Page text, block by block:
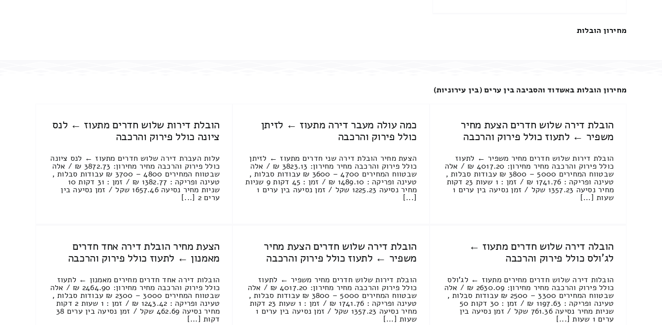
מחירון הובלות
מחירון הובלות באשדוד והסביבה בין ערים (בין עירוניות)
הובלת דירה שלוש חדרים הצעת מחיר
משפיר ← לתעוז כולל פירוק והרכבה
הובלת דירות שלוש חדרים מחיר משפיר ← לתעוז
כולל פירוק והרכבה מחיר מחירון: 4017.20 ₪ / אלה
שבטווח המחירים 5000 – 3800 ₪ עבודות סבלות ,
טעינה ופריקה : 1741.76 ₪ / זמן : 1 שעות 23 דקות
מחיר נסיעה 1357.23 שקל / זמן נסיעה בין ערים 1
שעות [...]
כמה עולה מעבר דירה מתעוז ← לזיתן
כולל פירוק והרכבה
הצעת מחיר הובלת דירה שני חדרים מתעוז ← לזיתן
כולל פירוק והרכבה מחיר מחירון: 3823.13 ₪ / אלה
שבטווח המחירים 4700 – 3600 ₪ עבודות סבלות ,
טעינה ופריקה : 1489.10 ₪ / זמן : 45 דקות 9 שניות
מחיר נסיעה 1225.23 שקל / זמן נסיעה בין ערים 1
[...]
הובלת דירות שלוש חדרים מתעוז ← לנס
ציונה כולל פירוק והרכבה
עלות העברת דירה שלוש חדרים מתעוז ← לנס ציונה
כולל פירוק והרכבה מחיר מחירון: 3872.73 ₪ / אלה
שבטווח המחירים 4800 – 3700 ₪ עבודות סבלות ,
טעינה ופריקה : 1382.77 ₪ / זמן : 31 דקות 10
שניות מחיר נסיעה 1657.46 שקל / זמן נסיעה בין
ערים 2 [...]
הובלה דירה שלוש חדרים מתעוז ←
לג'ולס כולל פירוק והרכבה
הובלות דירה שלוש חדרים מחירים מתעוז ← לג'ולס
כולל פירוק והרכבה מחיר מחירון: 2630.09 ₪ / אלה
שבטווח המחירים 3300 – 2500 ₪ עבודות סבלות ,
טעינה ופריקה : 1197.63 ₪ / זמן : 30 דקות 50
שניות מחיר נסיעה 761.36 שקל / זמן נסיעה בין
ערים 1 שעות [...]
הובלת דירה שלוש חדרים הצעת מחיר
משפיר ← לתעוז כולל פירוק והרכבה
הובלת דירות שלוש חדרים מחיר משפיר ← לתעוז
כולל פירוק והרכבה מחיר מחירון: 4017.20 ₪ / אלה
שבטווח המחירים 5000 – 3800 ₪ עבודות סבלות ,
טעינה ופריקה : 1741.76 ₪ / זמן : 1 שעות 23 דקות
מחיר נסיעה 1357.23 שקל / זמן נסיעה בין ערים 1
שעות [...]
הצעת מחיר הובלת דירה אחד חדרים
מאמנון ← לתעוז כולל פירוק והרכבה
הובלות דירה אחד חדרים מחירים מאמנון ← לתעוז
כולל פירוק והרכבה מחיר מחירון: 2464.90 ₪ / אלה
שבטווח המחירים 3000 – 2300 ₪ עבודות סבלות ,
טעינה ופריקה : 1243.42 ₪ / זמן : 1 שעות 2 דקות
מחיר נסיעה 462.69 שקל / זמן נסיעה בין ערים 38
דקות [...]